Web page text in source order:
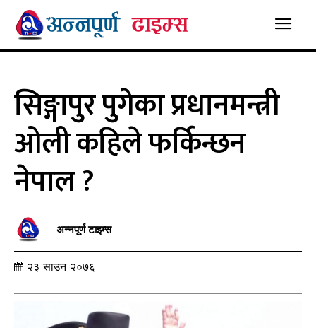
सिङ्गापुर पुगेका प्रधानमन्त्री
ओली कहिले फर्किन्छन
नेपाल ?
अन्नपूर्ण टाइम्स
२३ साउन २०७६